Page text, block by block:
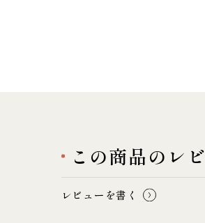
この商品のレ
レビューを書く